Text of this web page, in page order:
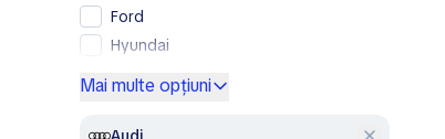
Ford
Hyundai
Mercedes-Benz
Peugeot
Mai multe opțiuni